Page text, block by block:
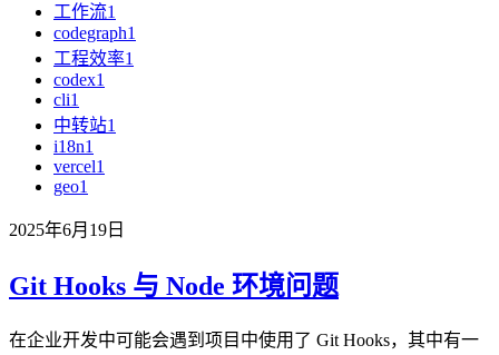
工作流1
codegraph1
工程效率1
codex1
cli1
中转站1
i18n1
vercel1
geo1
2025年6月19日
Git Hooks 与 Node 环境问题
在企业开发中可能会遇到项目中使用了 Git Hooks，其中有一